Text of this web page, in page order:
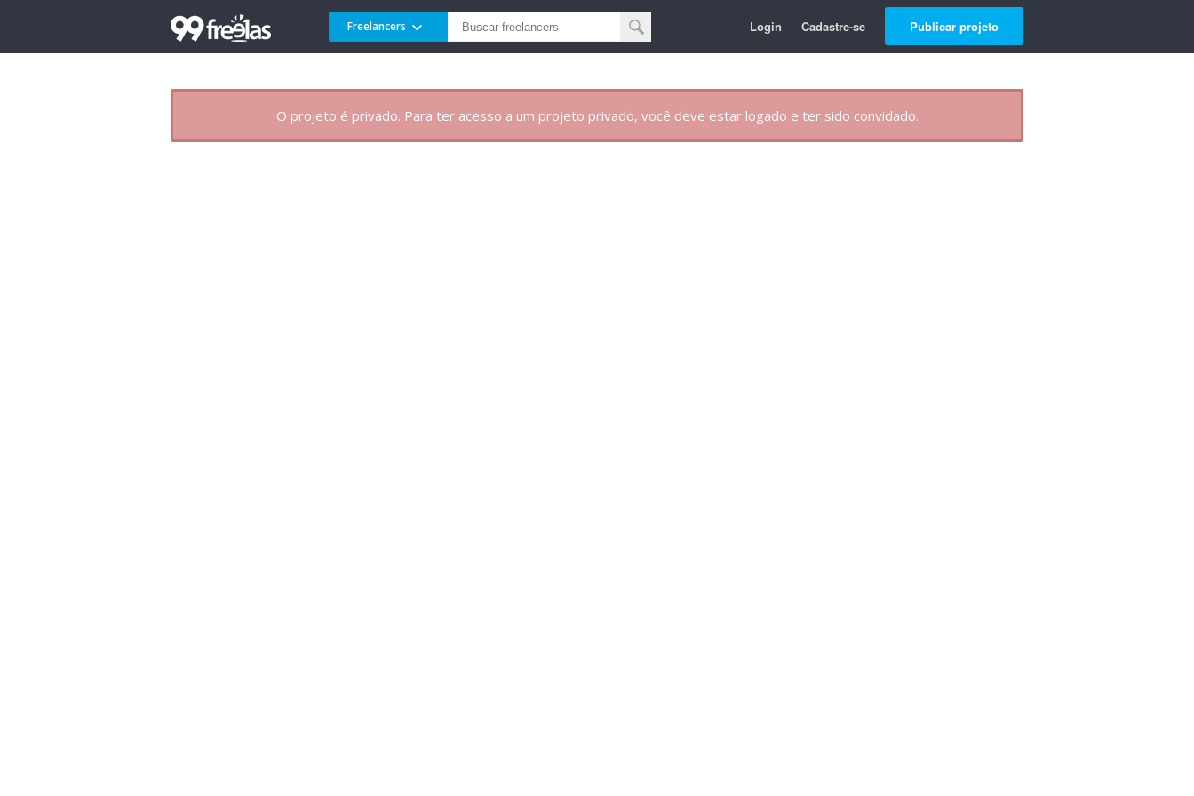
Freelancers Login Cadastre-se Publicar projeto
O projeto é privado. Para ter acesso a um projeto privado, você deve estar logado e ter sido convidado.